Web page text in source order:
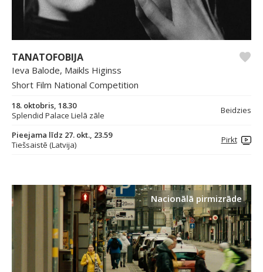
TANATOFOBIJA
Ieva Balode, Maikls Higinss
Short Film National Competition
18. oktobris, 18.30
Splendid Palace Lielā zāle
Beidzies
Pieejama līdz 27. okt., 23.59
Tiešsaistē (Latvija)
Pirkt
Nacionālā pirmizrāde